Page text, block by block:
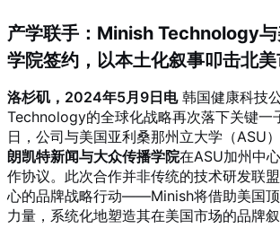
产学联手：Minish Technology与
学院签约，以本土化叙事叩击北
洛杉矶，2024年5月9日电韩国健康科技
Technology的全球化战略再次落下关键一
日，公司与美国亚利桑那州立大学（ASU
朗凯特新闻与大众传播学院在ASU加州中
作协议。此次合作并非传统的技术研发联
心的品牌战略行动——Minish将借助美国
力量，系统化地塑造其在美国市场的品牌叙